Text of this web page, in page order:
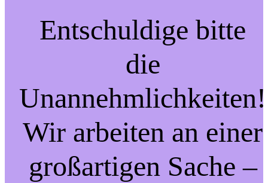
Entschuldige bitte
die
Unannehmlichkeiten!
Wir arbeiten an einer
großartigen Sache –